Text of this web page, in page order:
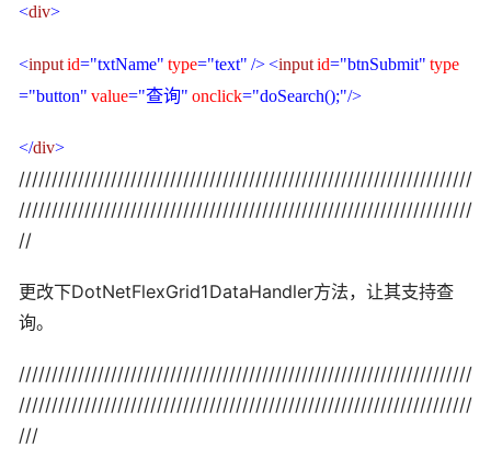
<div>
<inputid="txtName" type="text" /><inputid="btnSubmit" type
="button" value="查询" onclick="doSearch();"/>
</div>
/////////////////////////////////////////////////////////////////////
/////////////////////////////////////////////////////////////////////
//
更改下DotNetFlexGrid1DataHandler方法，让其支持查
询。
/////////////////////////////////////////////////////////////////////
/////////////////////////////////////////////////////////////////////
///